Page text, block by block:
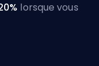
lorsque vous